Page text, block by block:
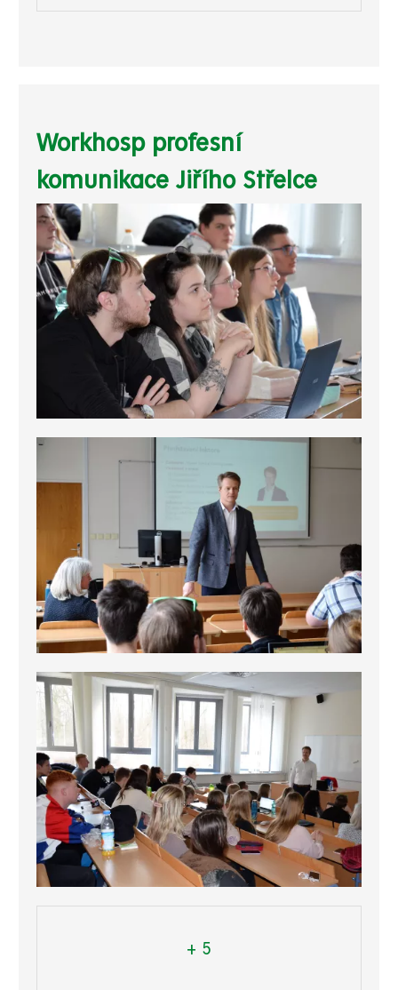
Workhosp profesní
komunikace Jiřího Střelce
+ 5